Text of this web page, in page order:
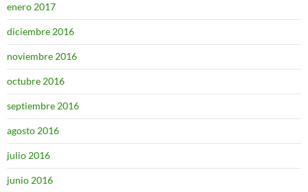
enero 2017
diciembre 2016
noviembre 2016
octubre 2016
septiembre 2016
agosto 2016
julio 2016
junio 2016